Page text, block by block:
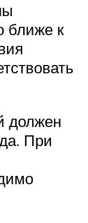
ближе к
должен
При